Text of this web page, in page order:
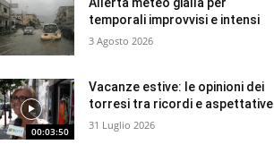
temporali improvvisi e intensi
3 Agosto 2026
00:03:50
Vacanze estive: le opinioni dei
torresi tra ricordi e aspettative
31 Luglio 2026